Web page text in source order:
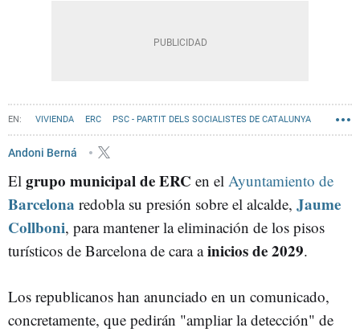
VIVIENDA ERC PSC - PARTIT DELS SOCIALISTES DE CATALUNYA
PISOS TURÍSTICOS POLÍTICA
JAUME COLLBONI
Andoni Berná
El grupo municipal de ERC en el Ayuntamiento de
Barcelona redobla su presión sobre el alcalde, Jaume
Collboni, para mantener la eliminación de los pisos
turísticos de Barcelona de cara ainicios de 2029.
Los republicanos han anunciado en un comunicado,
concretamente, que pedirán "ampliar la detección" de